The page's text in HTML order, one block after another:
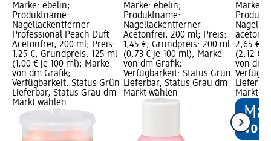
Marke: ebelin;
Produktname:
Nagellackentferner
Professional Peach Duft
Acetonfrei, 200 ml; Preis:
1,25 €; Grundpreis: 125 ml
(1,00 € je 100 ml); Marke
von dm Grafik;
Verfügbarkeit: Status Grün
Lieferbar, Status Grau dm
Markt wählen
Marke: ebelin;
Produktname:
Nagellackentferner
Acetonfrei, 200 ml; Preis:
1,45 €; Grundpreis: 200 ml
(0,73 € je 100 ml); Marke
von dm Grafik;
Verfügbarkeit: Status Grün
Lieferbar, Status Grau dm
Markt wählen
Marke:
2,65 €;
(2,12 €
von dm
Markt